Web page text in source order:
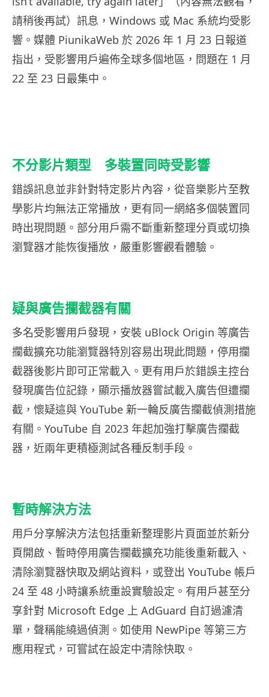
請稍後再試）訊息，Windows 或 Mac 系統均受影
響。媒體 PiunikaWeb 於 2026 年 1 月 23 日報道
指出，受影響用戶遍佈全球多個地區，問題在 1 月
22 至 23 日最集中。
不分影片類型 多裝置同時受影響
錯誤訊息並非針對特定影片內容，從音樂影片至教
學影片均無法正常播放，更有同一網絡多個裝置同
時出現問題。部分用戶需不斷重新整理分頁或切換
瀏覽器才能恢復播放，嚴重影響觀看體驗。
疑與廣告攔截器有關
多名受影響用戶發現，安裝 uBlock Origin 等廣告
攔截擴充功能瀏覽器特別容易出現此問題，停用攔
截器後影片即可正常載入。更有用戶於錯誤主控台
發現廣告位記錄，顯示播放器嘗試載入廣告但遭攔
截，懷疑這與 YouTube 新一輪反廣告攔截偵測措施
有關。YouTube 自 2023 年起加強打擊廣告攔截
器，近兩年更積極測試各種反制手段。
暫時解決方法
用戶分享解決方法包括重新整理影片頁面並於新分
頁開啟、暫時停用廣告攔截擴充功能後重新載入、
清除瀏覽器快取及網站資料，或登出 YouTube 帳戶
24 至 48 小時讓系統重設實驗設定。有用戶甚至分
享針對 Microsoft Edge 上 AdGuard 自訂過濾清
單，聲稱能繞過偵測。如使用 NewPipe 等第三方
應用程式，可嘗試在設定中清除快取。